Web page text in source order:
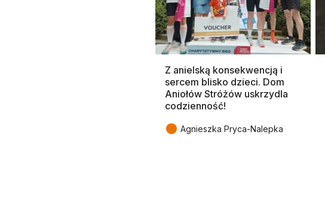
Z anielską konsekwencją i
sercem blisko dzieci. Dom
Aniołów Stróżów uskrzydla
codzienność!
● Agnieszka Pryca-Nalepka